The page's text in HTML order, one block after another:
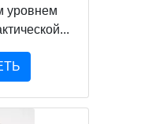
уровнем